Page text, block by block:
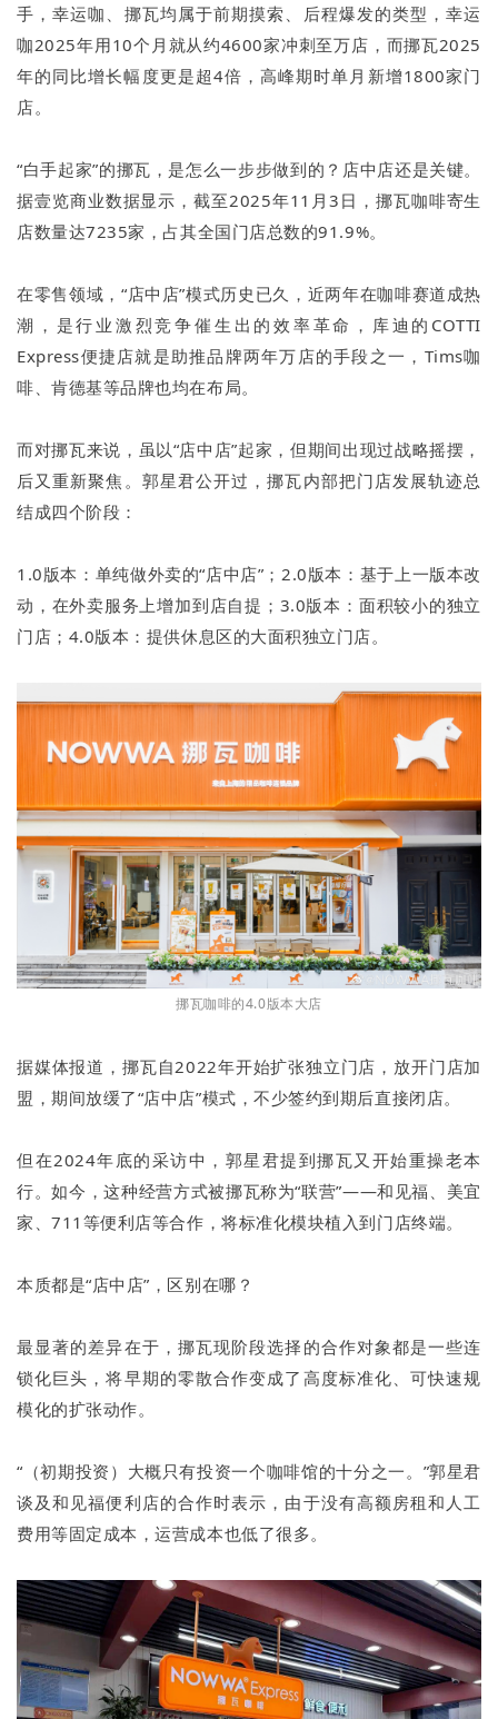
手，幸运咖、挪瓦均属于前期摸索、后程爆发的类型，幸运
咖2025年用10个月就从约4600家冲刺至万店，而挪瓦2025
年的同比增长幅度更是超4倍，高峰期时单月新增1800家门
店。
“白手起家”的挪瓦，是怎么一步步做到的？店中店还是关键。
据壹览商业数据显示，截至2025年11月3日，挪瓦咖啡寄生
店数量达7235家，占其全国门店总数的91.9%。
在零售领域，“店中店”模式历史已久，近两年在咖啡赛道成热
潮，是行业激烈竞争催生出的效率革命，库迪的COTTI
Express便捷店就是助推品牌两年万店的手段之一，Tims咖
啡、肯德基等品牌也均在布局。
而对挪瓦来说，虽以“店中店”起家，但期间出现过战略摇摆，
后又重新聚焦。郭星君公开过，挪瓦内部把门店发展轨迹总
结成四个阶段：
1.0版本：单纯做外卖的“店中店”；2.0版本：基于上一版本改
动，在外卖服务上增加到店自提；3.0版本：面积较小的独立
门店；4.0版本：提供休息区的大面积独立门店。
挪瓦咖啡的4.0版本大店
据媒体报道，挪瓦自2022年开始扩张独立门店，放开门店加
盟，期间放缓了“店中店”模式，不少签约到期后直接闭店。
但在2024年底的采访中，郭星君提到挪瓦又开始重操老本
行。如今，这种经营方式被挪瓦称为“联营”——和见福、美宜
家、711等便利店等合作，将标准化模块植入到门店终端。
本质都是“店中店”，区别在哪？
最显著的差异在于，挪瓦现阶段选择的合作对象都是一些连
锁化巨头，将早期的零散合作变成了高度标准化、可快速规
模化的扩张动作。
“（初期投资）大概只有投资一个咖啡馆的十分之一。”郭星君
谈及和见福便利店的合作时表示，由于没有高额房租和人工
费用等固定成本，运营成本也低了很多。